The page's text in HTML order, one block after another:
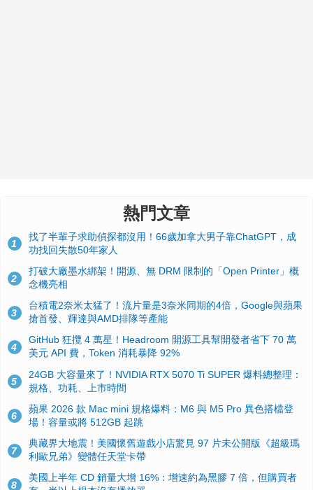
熱門文章
1
找了半輩子求助偵探都沒用！66歲加拿大男子靠ChatGPT，成
功找回失散50年家人
2
打破大廠墨水綁架！開源、無 DRM 限制的「Open Printer」概
念機亮相
3
台積電2奈米太猛了！流片量是3奈米同期的4倍，Google與蘋果
搶首發、輝達與AMD排隊等產能
4
GitHub 狂攬 4 萬星！Headroom 開源工具幫開發者省下 70 萬
美元 API 費，Token 消耗暴降 92%
5
24GB 大容量來了！NVIDIA RTX 5070 Ti SUPER 爆料總整理：
規格、功耗、上市時間
6
蘋果 2026 款 Mac mini 規格爆料：M6 與 M5 Pro 異色搭檔登
場！容量或將 512GB 起跳
7
典藏界大地震！美國懷舊遊戲小店驚見 97 片未公開版《超級瑪
利歐兄弟》變體任天堂卡帶
8
美國上半年 CD 銷量大增 16%：增速約為黑膠 7 倍，但購買者